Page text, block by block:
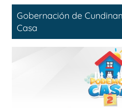
Gobernación de
Casa